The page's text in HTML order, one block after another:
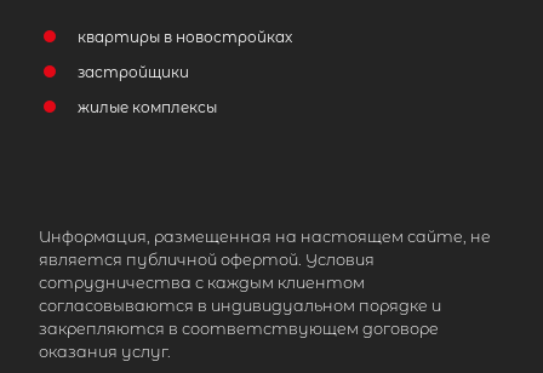
квартиры в новостройках
застройщики
жилые комплексы
Информация, размещенная на настоящем сайте, не
является публичной офертой. Условия
сотрудничества с каждым клиентом
согласовываются в индивидуальном порядке и
закрепляются в соответствующем договоре
оказания услуг.